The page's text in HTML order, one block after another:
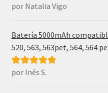
Valorado con
por Natalia Vigo
Batería 5000mAh
520, 563, 563pet, 564, 564
Valorado con
por Inés S.